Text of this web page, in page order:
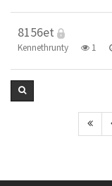
8156et
Kennethrunty 1